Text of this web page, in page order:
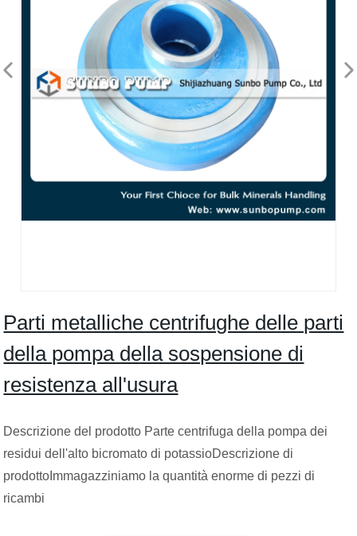
Parti metalliche centrifughe delle parti
della pompa della sospensione di
resistenza all'usura
Descrizione del prodotto Parte centrifuga della pompa dei
residui dell'alto bicromato di potassioDescrizione di
prodottoImmagazziniamo la quantità enorme di pezzi di
ricambi